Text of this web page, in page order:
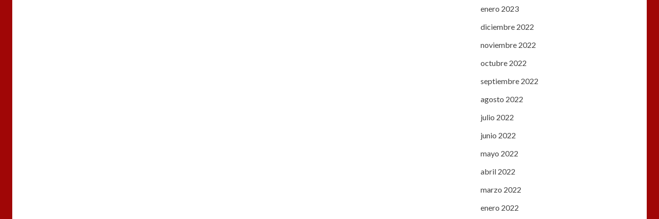
enero 2023
diciembre 2022
noviembre 2022
octubre 2022
septiembre 2022
agosto 2022
julio 2022
junio 2022
mayo 2022
abril 2022
marzo 2022
enero 2022